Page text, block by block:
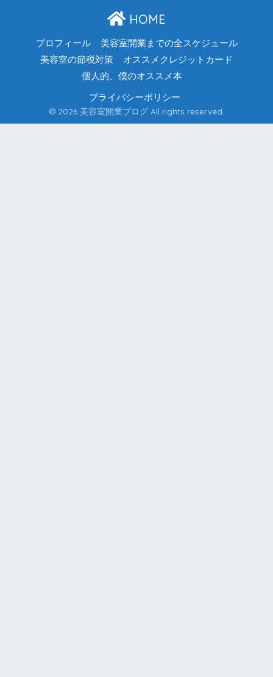
HOME
プロフィール
美容室開業までの全スケジュール
美容室の節税対策
オススメクレジットカード
個人的、僕のオススメ本
プライバシーポリシー
© 2026 美容室開業ブログ All rights reserved.